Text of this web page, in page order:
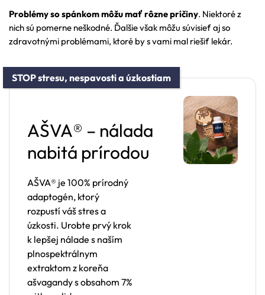
Problémy so spánkom môžu mať rôzne príčiny. Niektoré z
nich sú pomerne neškodné. Ďalšie však môžu súvisieť aj so
zdravotnými problémami, ktoré by s vami mal riešiť lekár.
STOP stresu, nespavosti a úzkostiam
AŠVA® – nálada
nabitá prírodou
AŠVA® je 100% prírodný
adaptogén, ktorý
rozpustí váš stres a
úzkosti. Urobte prvý krok
k lepšej nálade s naším
plnospektrálnym
extraktom z koreňa
ašvagandy s obsahom 7%